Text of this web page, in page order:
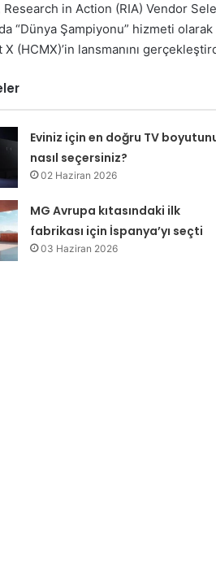
Research in Action (RIA) Vendor
“Dünya Şampiyonu” hizmeti
(HCMX)’in lansmanını
Eviniz için en doğru TV
nasıl seçersiniz?
02 Haziran 2026
MG Avrupa kıtasındaki ilk
fabrikası için İspanya’yı seçti
03 Haziran 2026